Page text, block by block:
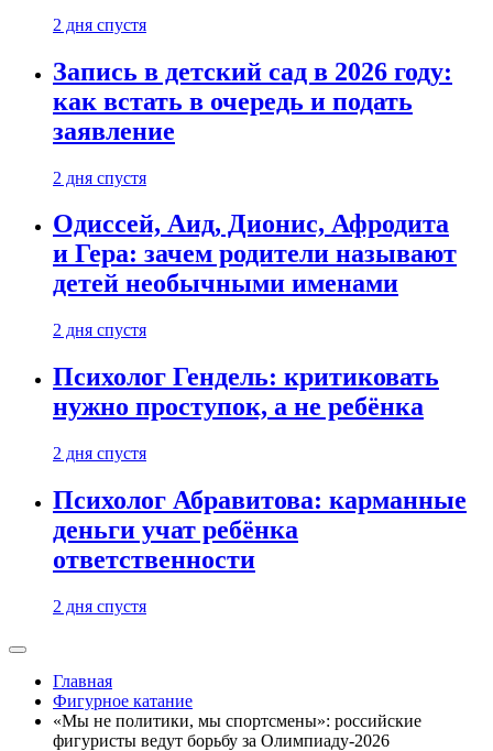
2 дня спустя
Запись в детский сад в 2026 году:
как встать в очередь и подать
заявление
2 дня спустя
Одиссей, Аид, Дионис, Афродита
и Гера: зачем родители называют
детей необычными именами
2 дня спустя
Психолог Гендель: критиковать
нужно проступок, а не ребёнка
2 дня спустя
Психолог Абравитова: карманные
деньги учат ребёнка
ответственности
2 дня спустя
Главная
Фигурное катание
«Мы не политики, мы спортсмены»: российские
фигуристы ведут борьбу за Олимпиаду-2026